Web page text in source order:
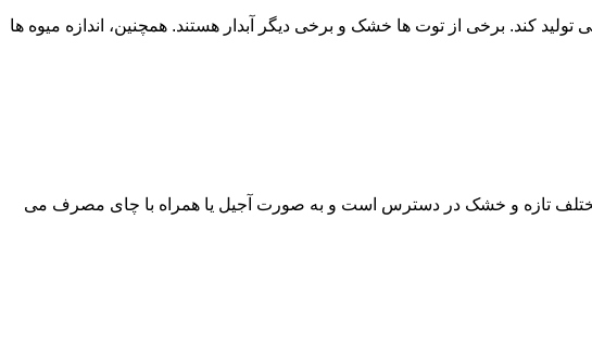
تولید کند. برخی از توت ‌ها خشک و برخی دیگر آبدار هستند. همچنین، اندازه میوه‌ ها
مختلف تازه و خشک در دسترس است و به صورت آجیل یا همراه با چای مصرف می